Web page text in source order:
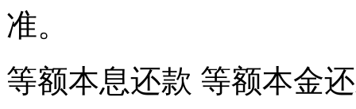
准。
等额本息还款 等额本金